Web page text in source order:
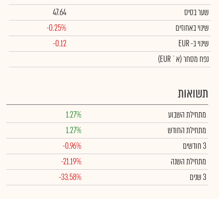
שער בסיס
47.64
שינוי באחוזים
-0.25%
שינויב- EUR
-0.12
נפח מסחר(א` EUR)
תשואות
מתחילת השבוע
1.27%
מתחילת החודש
1.27%
3 חודשים
-0.96%
מתחילת השנה
-21.19%
3 שנים
-33.58%